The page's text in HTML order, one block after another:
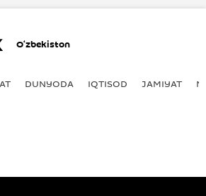
O‘zbekiston
DUNYODA IQTISOD JAMIYAT